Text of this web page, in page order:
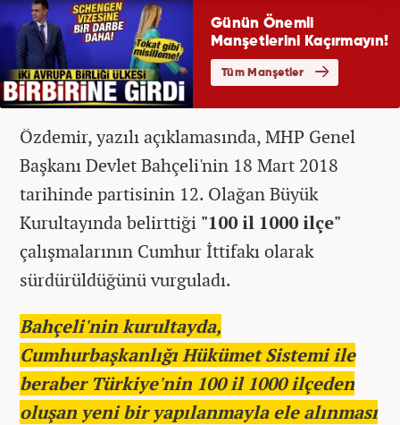
Özdemir, yazılı açıklamasında, MHP Genel
Başkanı Devlet Bahçeli'nin 18 Mart 2018
tarihinde partisinin 12. Olağan Büyük
Kurultayında belirttiği "100 il 1000 ilçe"
çalışmalarının Cumhur İttifakı olarak
sürdürüldüğünü vurguladı.
Bahçeli'nin kurultayda,
Cumhurbaşkanlığı Hükümet Sistemi ile
beraber Türkiye'nin 100 il 1000 ilçeden
oluşan yeni bir yapılanmayla ele alınması